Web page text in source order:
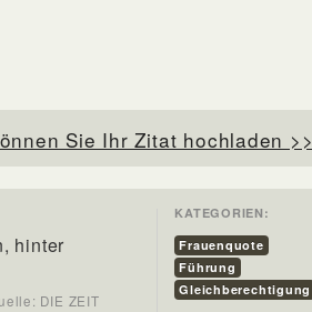
Sie Ihr Zitat hochladen >>
hinter
DIE ZEIT
KATEGORIEN:
Frauenquote
Führung
Gleichberechtigung